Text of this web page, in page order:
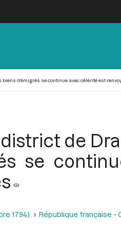
d’émigrés se continue avec célérité est
de
se
1794)
République française -